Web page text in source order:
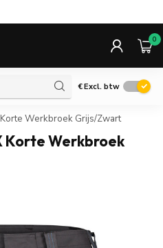
0
€Excl. btw
Werkbroek Grijs/Zwart
Korte Werkbroek